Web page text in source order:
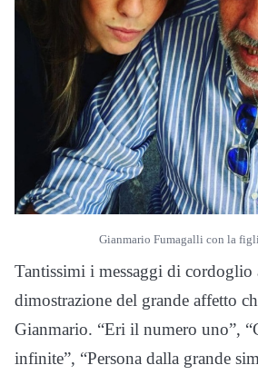
Gianmario Fumagalli con la
Tantissimi i messaggi di cordoglio
dimostrazione del grande affetto
Gianmario. “Eri il numero uno”,
infinite”, “Persona dalla grande